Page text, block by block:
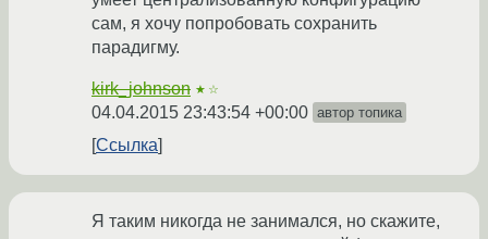
сам, я хочу попробовать сохранить
парадигму.
kirk_johnson ★☆
04.04.2015 23:43:54 +00:00 автор топика
Ссылка
Я таким никогда не занимался, но скажите,